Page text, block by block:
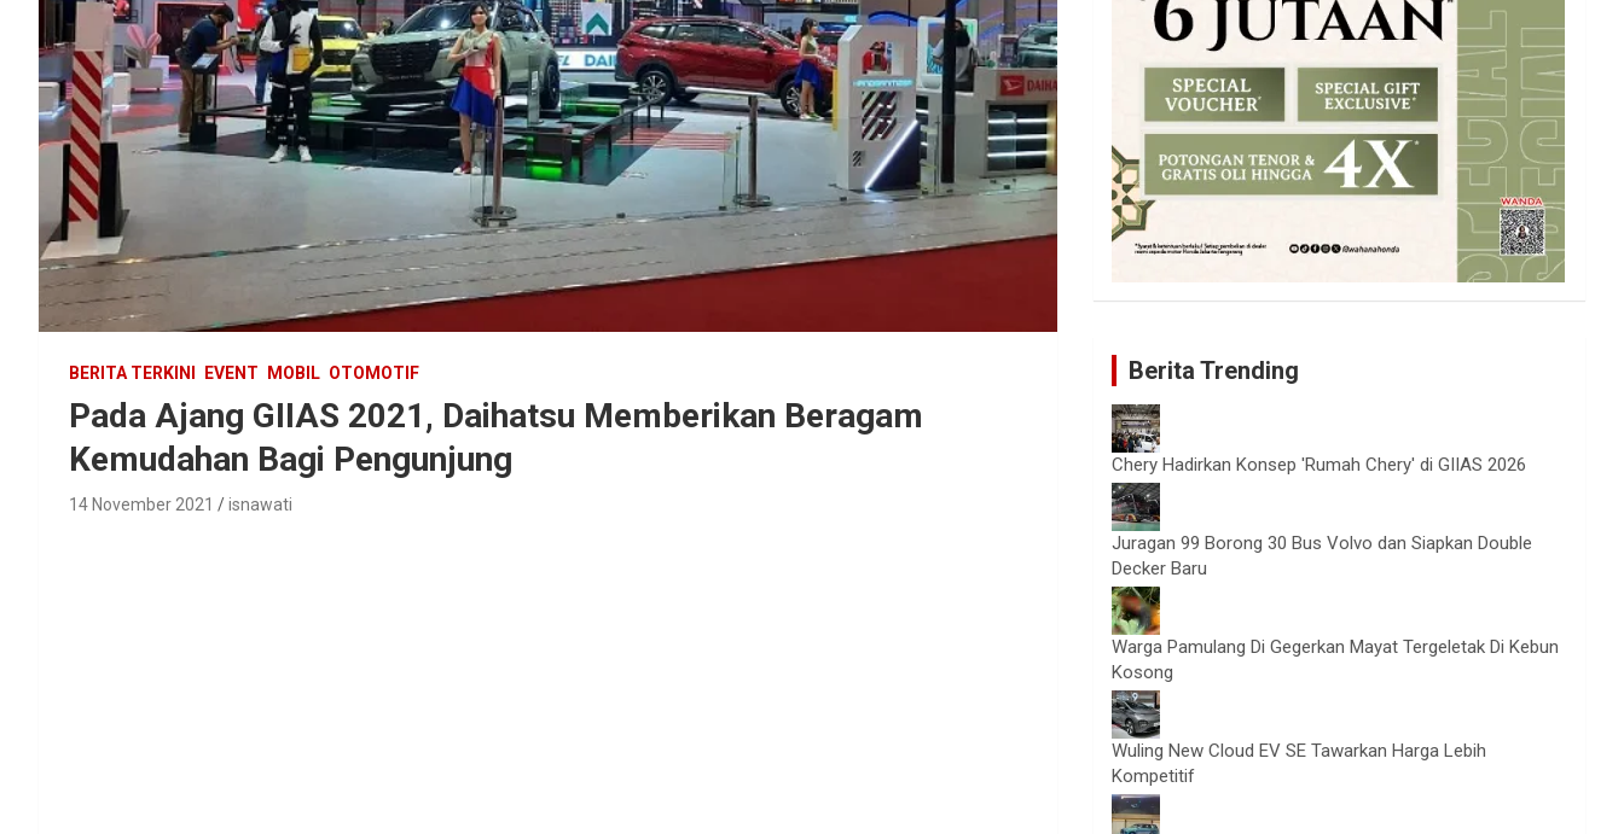
BERITA TERKINI EVENT MOBIL OTOMOTIF
Pada Ajang GIIAS 2021, Daihatsu Memberikan Beragam
Kemudahan Bagi Pengunjung
14 November 2021 isnawati
Berita Trending
Chery Hadirkan Konsep 'Rumah Chery' di GIIAS 2026
Juragan 99 Borong 30 Bus Volvo dan Siapkan Double
Decker Baru
Warga Pamulang Di Gegerkan Mayat Tergeletak Di Kebun
Kosong
Wuling New Cloud EV SE Tawarkan Harga Lebih
Kompetitif